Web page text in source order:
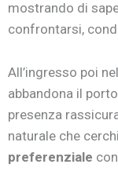
mostrando di
confrontarsi,
All’ingresso poi
abbandona il
presenza
naturale che
preferenziale